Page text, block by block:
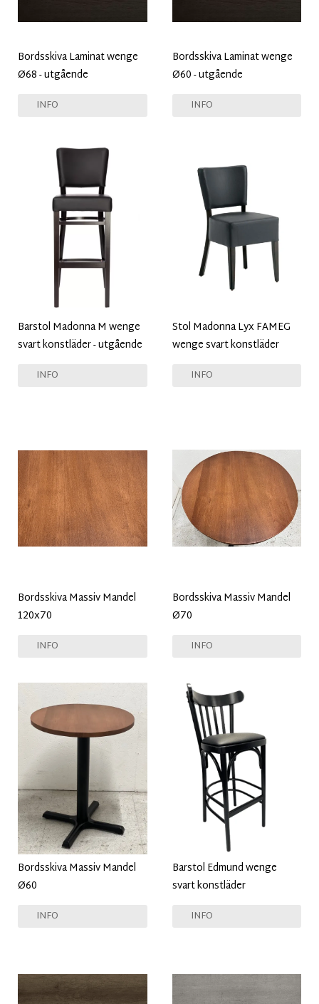
Bordsskiva Laminat wenge
Ø68 - utgående
INFO
Bordsskiva Laminat wenge
Ø60 - utgående
INFO
Barstol Madonna M wenge
svart konstläder - utgående
INFO
Stol Madonna Lyx FAMEG
wenge svart konstläder
INFO
Bordsskiva Massiv Mandel
120x70
INFO
Bordsskiva Massiv Mandel
Ø70
INFO
Bordsskiva Massiv Mandel
Ø60
INFO
Barstol Edmund wenge
svart konstläder
INFO